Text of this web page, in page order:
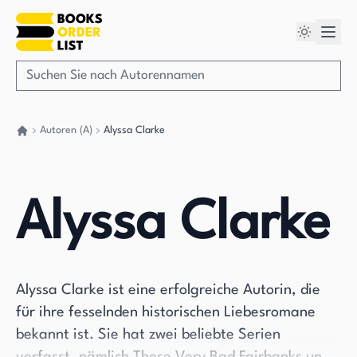
Autoren (A) Alyssa Clarke
Alyssa Clarke
Alyssa Clarke ist eine erfolgreiche Autorin, die
für ihre fesselnden historischen Liebesromane
bekannt ist. Sie hat zwei beliebte Serien